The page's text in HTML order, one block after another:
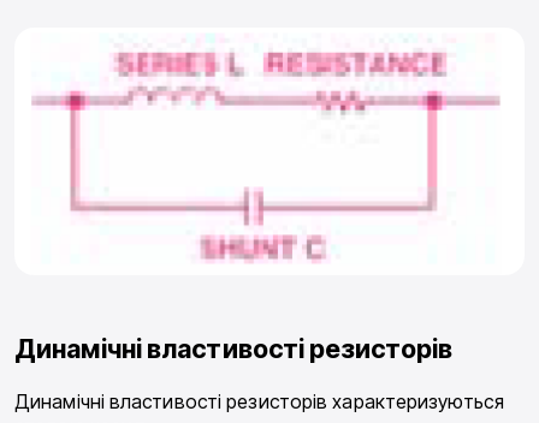
Динамічні властивості резисторів
Динамічні властивості резисторів характеризуються